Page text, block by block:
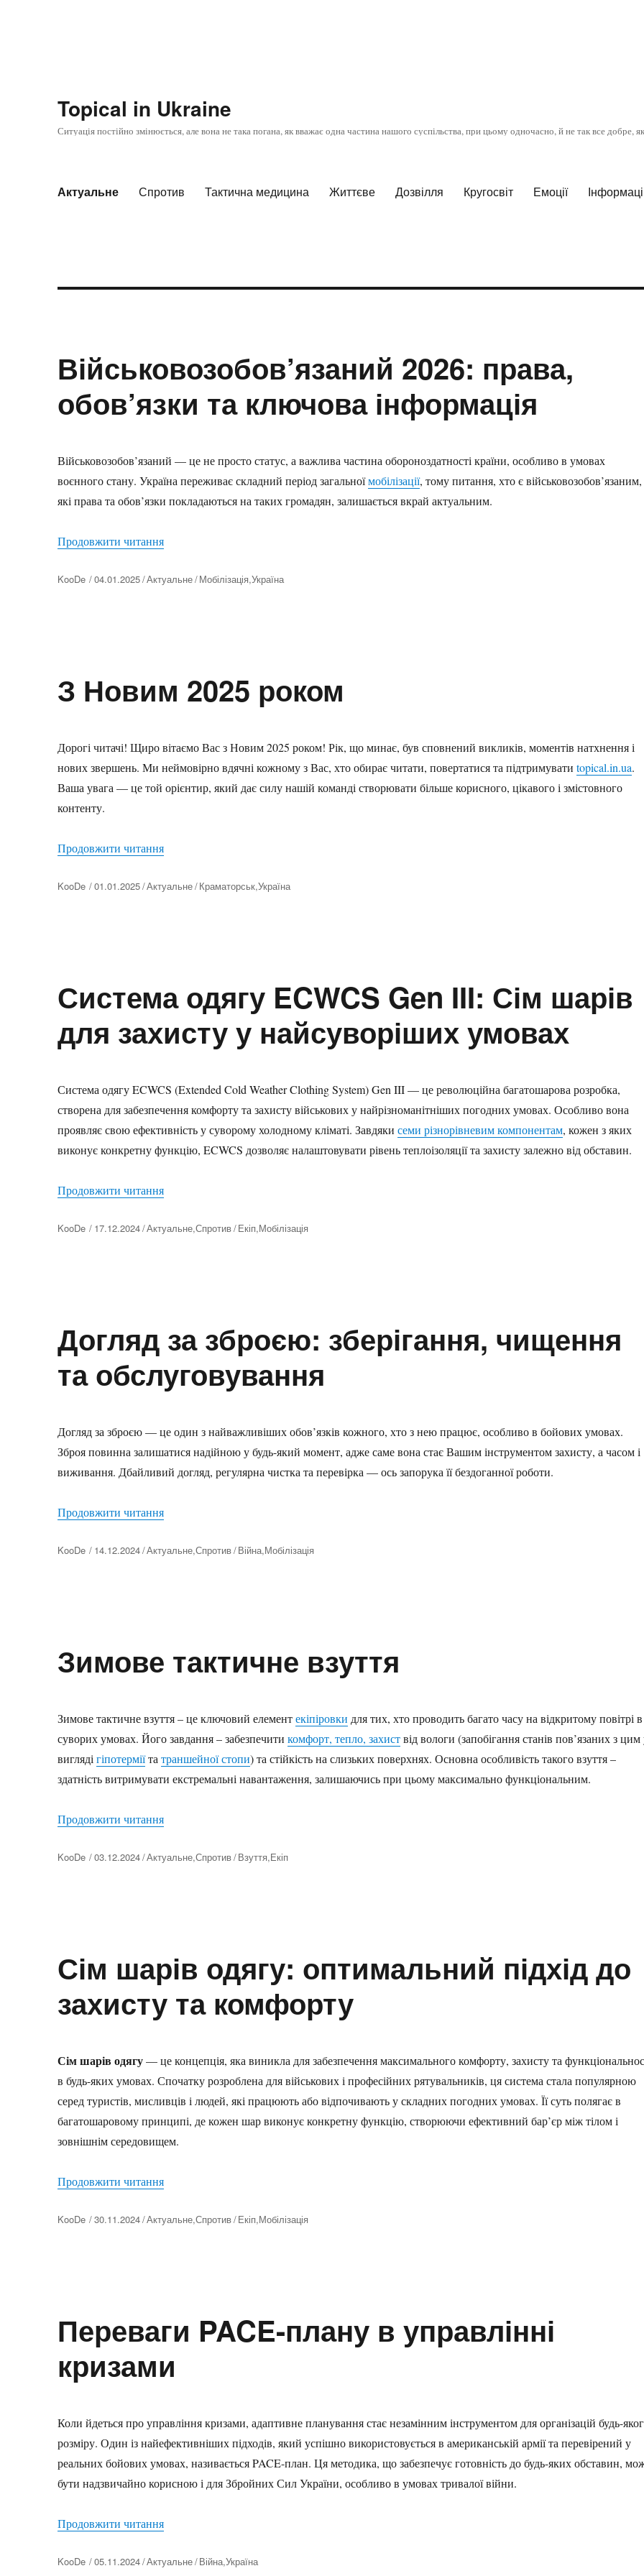
Topical in Ukraine
Ситуація постійно змінюється, але вона не така погана, як вважає одна частина нашого суспільства, при цьому одночасно, й не так все добре,
Актуальне Спротив Тактична медицина Життєве Дозвілля Кругосвіт Емоції
Військовозобов’язаний 2026: права,
обов’язки та ключова інформація
Військовозобов’язаний — це не просто статус, а важлива частина обороноздатності країни, особливо в умовах
воєнного стану. Україна переживає складний період загальноїмобілізації, тому питання, хто є військовозобов’язаним,
які права та обов’язки покладаються на таких громадян, залишається вкрай актуальним.
Продовжити читання“Військовозобов’язаний 2026: права, обов’язки та ключова інформація”
Автор
KooDe 04.01.2025
Категорії
Актуальне Мобілізація,Україна
З Новим 2025 роком
Дорогі читачі! Щиро вітаємо Вас з Новим 2025 роком! Рік, що минає, був сповнений викликів, моментів натхнення і
нових звершень. Ми неймовірно вдячні кожному з Вас, хто обирає читати, повертатися та підтримуватиtopical.in.ua.
Ваша увага — це той орієнтир, який дає силу нашій команді створювати більше корисного, цікавого і змістовного
контенту.
Продовжити читання“З Новим 2025 роком”
Автор
KooDe 01.01.2025
Категорії
Актуальне
Позначки
Краматорськ,Україна
Система одягу ECWCS Gen III: Сім шарів
для захисту у найсуворіших умовах
Система одягу ECWCS (Extended Cold Weather Clothing System) Gen III — це революційна багатошарова розробка,
створена для забезпечення комфорту та захисту військових у найрізноманітніших погодних умовах. Особливо вона
проявляє свою ефективність у суворому холодному кліматі. Завдякисеми різнорівневим компонентам, кожен з яких
виконує конкретну функцію, ECWCS дозволяє налаштовувати рівень теплоізоляції та захисту залежно від обставин.
Продовжити читання“Система одягу ECWCS Gen III: Сім шарів для захисту у найсуворіших умовах”
Автор
KooDe 17.12.2024
Категорії
Актуальне,Спротив
Позначки
Екіп,Мобілізація
Догляд за зброєю: зберігання, чищення
та обслуговування
Догляд за зброєю — це один з найважливіших обов’язків кожного, хто з нею працює, особливо в бойових умовах.
Зброя повинна залишатися надійною у будь-який момент, адже саме вона стає Вашим інструментом захисту, а часом і
виживання. Дбайливий догляд, регулярна чистка та перевірка — ось запорука її бездоганної роботи.
Продовжити читання“Догляд за зброєю: зберігання, чищення та обслуговування”
Автор
KooDe 14.12.2024
Категорії
Актуальне,Спротив
Позначки
Війна,Мобілізація
Зимове тактичне взуття
Зимове тактичне взуття – це ключовий елементекіпіровки для тих, хто проводить багато часу на відкритому повітрі в
суворих умовах. Його завдання – забезпечитикомфорт, тепло, захиствід вологи (запобігання станів пов’язаних з цим
виглядігіпотерміїтатраншейної стопи) та стійкість на слизьких поверхнях. Основна особливість такого взуття –
здатність витримувати екстремальні навантаження, залишаючись при цьому максимально функціональним.
Продовжити читання“Зимове тактичне взуття”
Автор
KooDe 03.12.2024
Категорії
Актуальне,Спротив
Позначки
Взуття,Екіп
Сім шарів одягу: оптимальний підхід до
захисту та комфорту
Сім шарів одягу— це концепція, яка виникла для забезпечення максимального комфорту, захисту та
в будь-яких умовах. Спочатку розроблена для військових і професійних рятувальників, ця система стала популярною
серед туристів, мисливців і людей, які працюють або відпочивають у складних погодних умовах. Її суть полягає в
багатошаровому принципі, де кожен шар виконує конкретну функцію, створюючи ефективний бар’єр між тілом і
зовнішнім середовищем.
Продовжити читання“Сім шарів одягу: оптимальний підхід до захисту та комфорту”
Автор
KooDe 30.11.2024
Категорії
Актуальне,Спротив
Позначки
Екіп,Мобілізація
Переваги PACE-плану в управлінні
кризами
Коли йдеться про управління кризами, адаптивне планування стає незамінним інструментом для організацій будь-
розміру. Один із найефективніших підходів, який успішно використовується в американській армії та перевірений у
реальних бойових умовах, називається PACE-план. Ця методика, що забезпечує готовність до будь-яких обставин,
бути надзвичайно корисною і для Збройних Сил України, особливо в умовах тривалої війни.
Продовжити читання“Переваги PACE-плану в управлінні кризами”
Автор
KooDe 05.11.2024
Категорії
Актуальне
Позначки
Війна,Україна